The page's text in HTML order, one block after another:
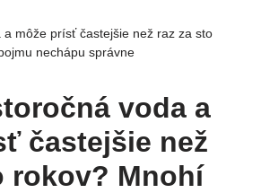
môže prísť častejšie než raz za sto
nechápu správne
voda a
častejšie než
rokov? Mnohí